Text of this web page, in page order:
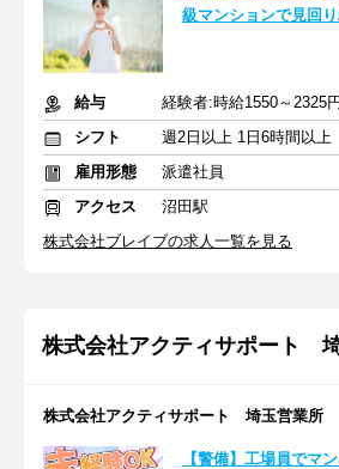
級マンションで見回
給与
経験者:時給1550～2325
シフト
週2日以上 1日6時間以上
雇用形態
派遣社員
アクセス
沼田駅
株式会社ブレイブの求人一覧を見る
株式会社アクティサポート
株式会社アクティサポート 埼玉営業所
【警備】工場員でマ